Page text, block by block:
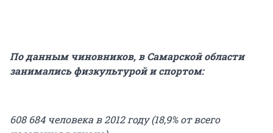
По данным чиновников, в Самарской области
занимались физкультурой и спортом:
608 684 человека в 2012 году (18,9% от всего